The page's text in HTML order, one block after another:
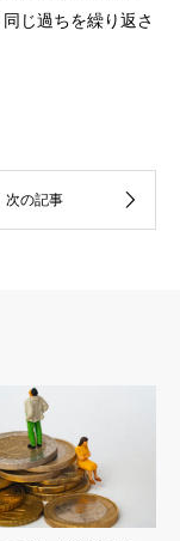
じ過ちを繰り返さ